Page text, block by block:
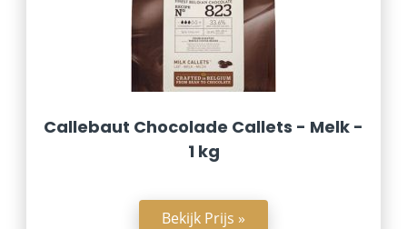
Callebaut Chocolade Callets - Melk -
1 kg
Bekijk Prijs »